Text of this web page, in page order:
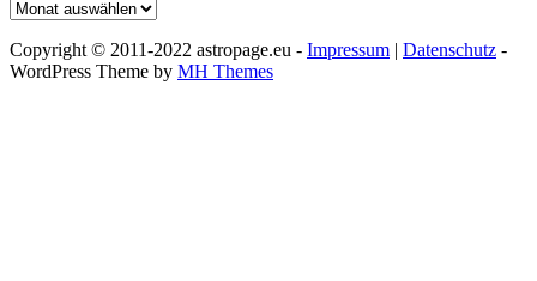
Archiv
Copyright © 2011-2022 astropage.eu - Impressum | Datenschutz -
WordPress Theme by MH Themes